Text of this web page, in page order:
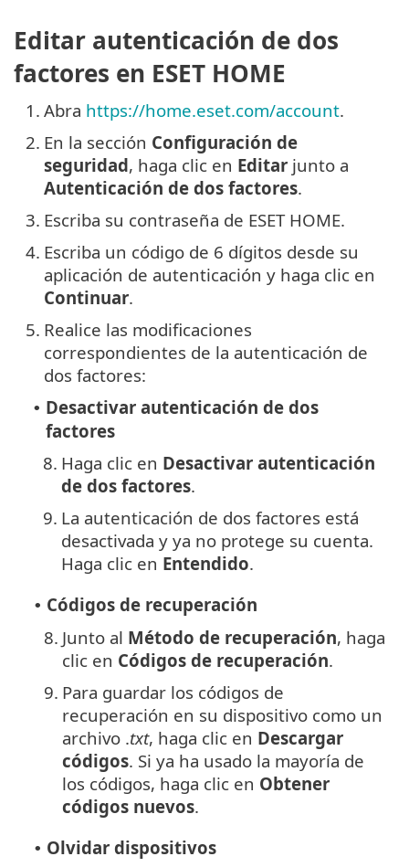
Editar autenticación de dos
factores en ESET HOME
1. Abra https://home.eset.com/account.
2. En la sección Configuración de
seguridad, haga clic en Editar junto a
Autenticación de dos factores.
3. Escriba su contraseña de ESET HOME.
4. Escriba un código de 6 dígitos desde su
aplicación de autenticación y haga clic en
Continuar.
5. Realice las modificaciones
correspondientes de la autenticación de
dos factores:
• Desactivar autenticación de dos
factores
8. Haga clic en Desactivar autenticación
de dos factores.
9. La autenticación de dos factores está
desactivada y ya no protege su cuenta.
Haga clic en Entendido.
• Códigos de recuperación
8. Junto al Método de recuperación, haga
clic en Códigos de recuperación.
9. Para guardar los códigos de
recuperación en su dispositivo como un
archivo .txt, haga clic en Descargar
códigos. Si ya ha usado la mayoría de
los códigos, haga clic en Obtener
códigos nuevos.
• Olvidar dispositivos